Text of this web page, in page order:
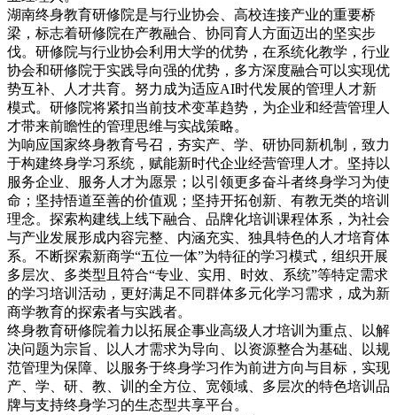
湖南终身教育研修院是与行业协会、高校连接产业的重要桥
梁，标志着研修院在产教融合、协同育人方面迈出的坚实步
伐。研修院与行业协会利用大学的优势，在系统化教学，行业
协会和研修院于实践导向强的优势，多方深度融合可以实现优
势互补、人才共育。努力成为适应AI时代发展的管理人才新
模式。研修院将紧扣当前技术变革趋势，为企业和经营管理人
才带来前瞻性的管理思维与实战策略。
为响应国家终身教育号召，夯实产、学、研协同新机制，致力
于构建终身学习系统，赋能新时代企业经营管理人才。坚持以
服务企业、服务人才为愿景；以引领更多奋斗者终身学习为使
命；坚持悟道至善的价值观；坚持开拓创新、有教无类的培训
理念。探索构建线上线下融合、品牌化培训课程体系，为社会
与产业发展形成内容完整、内涵充实、独具特色的人才培育体
系。不断探索新商学“五位一体”为特征的学习模式，组织开展
多层次、多类型且符合“专业、实用、时效、系统”等特定需求
的学习培训活动，更好满足不同群体多元化学习需求，成为新
商学教育的探索者与实践者。
终身教育研修院着力以拓展企事业高级人才培训为重点、以解
决问题为宗旨、以人才需求为导向、以资源整合为基础、以规
范管理为保障、以服务于终身学习作为前进方向与目标，实现
产、学、研、教、训的全方位、宽领域、多层次的特色培训品
牌与支持终身学习的生态型共享平台。